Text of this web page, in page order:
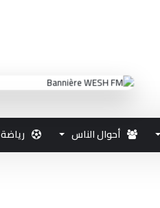
أحوال الناس رياضة